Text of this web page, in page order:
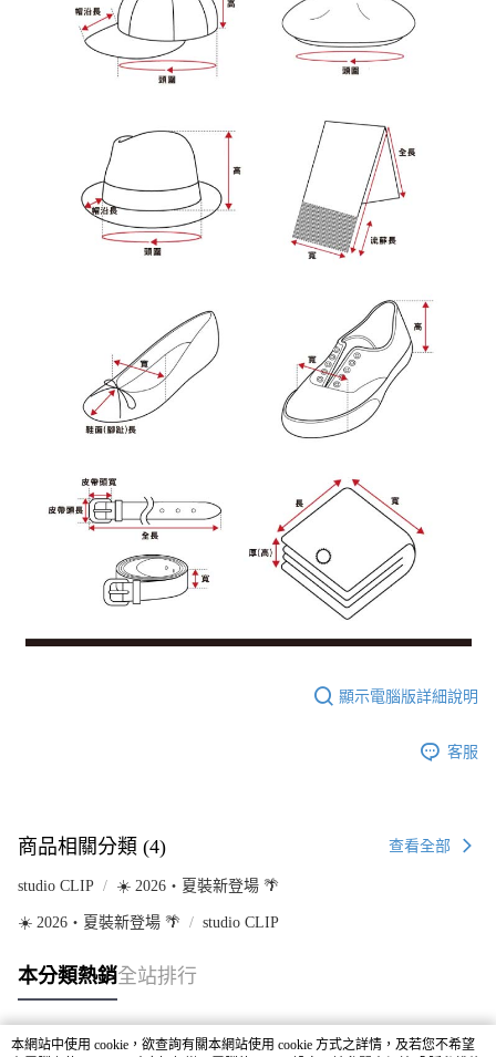
顯示電腦版詳細說明
客服
商品相關分類 (4) 查看全部
studio CLIP ☀️ 2026・夏裝新登場 🌴
☀️ 2026・夏裝新登場 🌴 studio CLIP
本分類熱銷全站排行
本網站中使用 cookie，欲查詢有關本網站使用 cookie 方式之詳情，及若您不希望